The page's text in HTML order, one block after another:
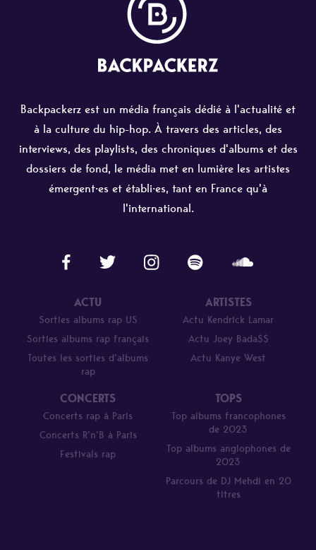
Backpackerz est un média français dédié à l'actualité et
à la culture du hip-hop. À travers des articles, des
interviews, des playlists, des chroniques d'albums et des
dossiers de fond, le média met en lumière les artistes
émergent·es et établi·es, tant en France qu'à
l'international.
ACTU
Sorties albums rap US
Sorties albums rap français
Toutes les sorties d’albums
rap
ARTISTES
Actu Kendrick Lamar
Actu Joey Bada$$
Actu Kanye West
CONCERTS
Concerts rap à Paris
Concerts R’n’B à Paris
Festivals rap
TOPS
Top albums francophones
de 2023
Top albums anglophones de
2023
Parcours de DJ Mehdi en 20
titres